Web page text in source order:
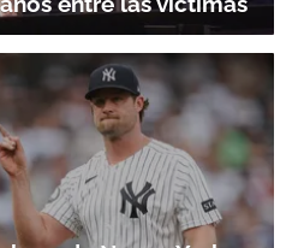
a nuestro boletín.
ACEPTAR